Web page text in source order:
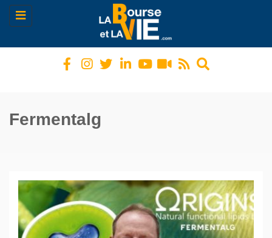
Toggle
navigation
Fermentalg